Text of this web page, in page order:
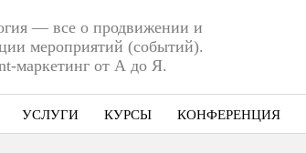
— все о продвижении и
мероприятий (событий).
маркетинг от А до Я.
УСЛУГИ КУРСЫ КОНФЕРЕНЦИЯ